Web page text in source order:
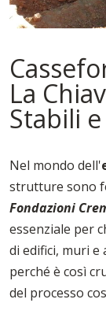
La
Stabili
Nel mondo dell'
strutture sono
Fondazioni
essenziale per
di edifici, muri
perché è così
del processo